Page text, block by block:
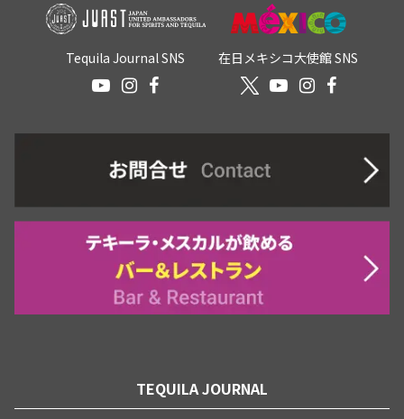
Tequila Journal SNS 在日メキシコ大使館 SNS
TEQUILA JOURNAL